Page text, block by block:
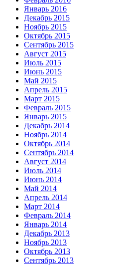
Январь 2016
Декабрь 2015
Ноябрь 2015
Октябрь 2015
Сентябрь 2015
Август 2015
Июль 2015
Июнь 2015
Май 2015
Апрель 2015
Март 2015
Февраль 2015
Январь 2015
Декабрь 2014
Ноябрь 2014
Октябрь 2014
Сентябрь 2014
Август 2014
Июль 2014
Июнь 2014
Май 2014
Апрель 2014
Март 2014
Февраль 2014
Январь 2014
Декабрь 2013
Ноябрь 2013
Октябрь 2013
Сентябрь 2013